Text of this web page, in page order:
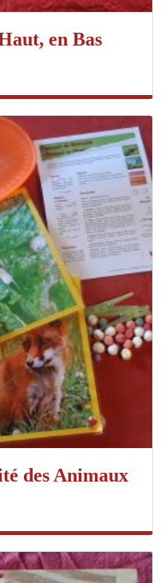
en Bas
des Animaux